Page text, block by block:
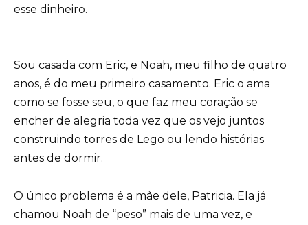
esse dinheiro.
Sou casada com Eric, e Noah, meu filho de quatro
anos, é do meu primeiro casamento. Eric o ama
como se fosse seu, o que faz meu coração se
encher de alegria toda vez que os vejo juntos
construindo torres de Lego ou lendo histórias
antes de dormir.
O único problema é a mãe dele, Patricia. Ela já
chamou Noah de “peso” mais de uma vez, e